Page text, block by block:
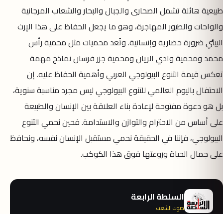
طبيعية هائلة تشمل الصحارى والجبال والبحار والشعاب المرجانية
والواحات والطيور المهاجرة، وهو ما يجعل الحفاظ على هذا الإرث
البيئي ضرورة حضارية وإنسانية. وتُعد محميات مثل محمية رأس
محمد ومحمية وادي الريان ومحمية جزر فرسان نماذج مهمة
تعكس قيمة التنوع البيولوجي العربي وأهمية الحفاظ عليه. إن
الاحتفال باليوم العالمي للتنوع البيولوجي ليس مجرد مناسبة سنوية،
بل هو دعوة مفتوحة لإعادة بناء العلاقة بين الإنسان والطبيعة
على أساس من الاحترام والتوازن والاستدامة. فحين نحمي التنوع
البيولوجي، فإننا في الحقيقة نحمي مستقبل الإنسان نفسه، ونحافظ
على جمال الحياة وروعتها فوق هذا الكوكب.
السلطة الرابعة
صوت الشعب